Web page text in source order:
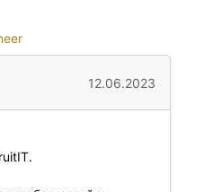
12.06.2023